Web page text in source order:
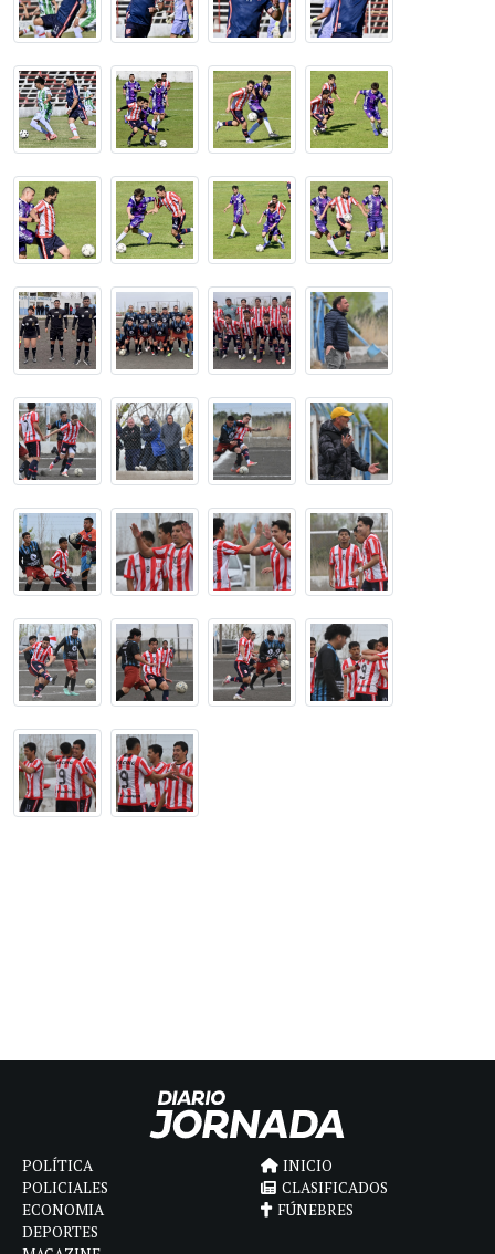
POLÍTICA
POLICIALES
ECONOMIA
DEPORTES
INICIO
CLASIFICADOS
FÚNEBRES